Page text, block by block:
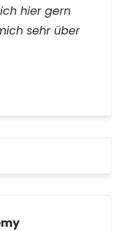
hier gern
sehr über